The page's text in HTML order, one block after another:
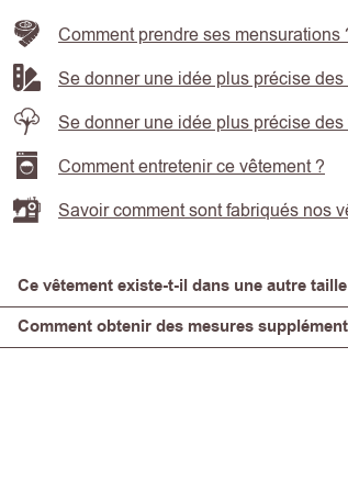
Comment prendre ses mensurations
Se donner une idée plus précise des
Se donner une idée plus précise des
Comment entretenir ce vêtement ?
Savoir comment sont fabriqués nos
Ce vêtement existe-t-il dans une autre
Comment obtenir des mesures